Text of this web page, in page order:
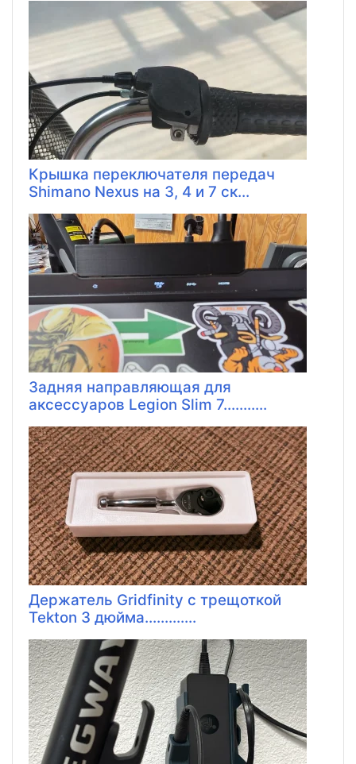
Крышка переключателя передач
Shimano Nexus на 3, 4 и 7 ск...
Задняя направляющая для
аксессуаров Legion Slim 7...........
Держатель Gridfinity с трещоткой
Tekton 3 дюйма.............